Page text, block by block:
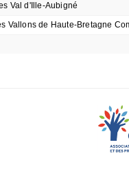
Val d'Ille-Aubigné
Vallons de Haute-Bretagne